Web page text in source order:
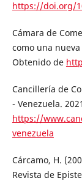
https://doi.org/
Cámara de
como una
Obtenido de
Cancillería de
- Venezuela.
https://
venezuela
Cárcamo, H.
Revista de